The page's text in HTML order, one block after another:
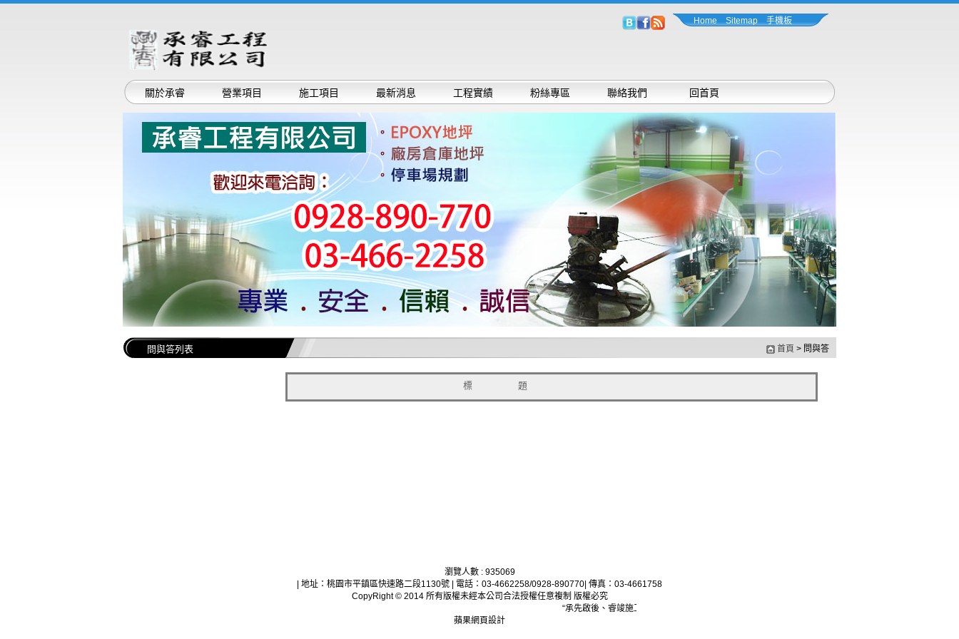
Home Sitemap 手機板
關於承睿 營業項目 施工項目 最新消息 工程實績 粉絲專區 聯絡我們 回首頁
首頁 > 問與答
問與答列表
標 題
瀏覽人數 : 935069
| 地址：桃園市平鎮區快速路二段1130號 | 電話：03-4662258/0928-890770| 傳真：03-4661758
CopyRight © 2014 所有版權未經本公司合法授權任意複制 版權必究
“承先啟後、睿竣施工、完美地坪、唯有承睿 EPOXY的魔法師~承睿工程”
蘋果網頁設計